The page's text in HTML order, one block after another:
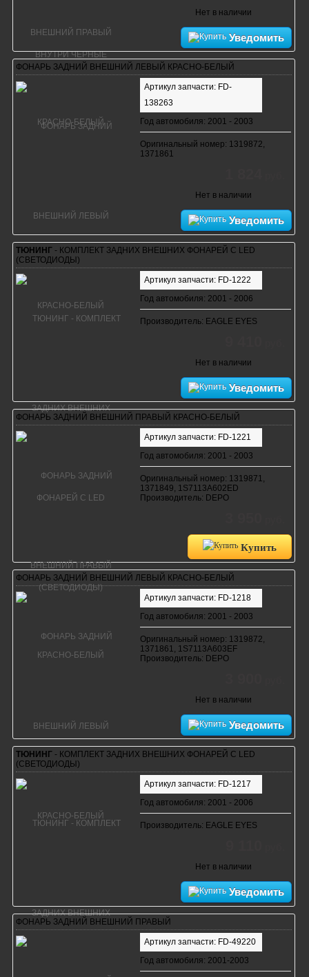
Нет в наличии
Уведомить
ФОНАРЬ ЗАДНИЙ ВНЕШНИЙ ЛЕВЫЙ КРАСНО-БЕЛЫЙ
Артикул запчасти: FD-
138263
Год автомобиля: 2001 - 2003
Оригинальный номер: 1319872,
1371861
Нет в наличии
Уведомить
ТЮНИНГ- КОМПЛЕКТ ЗАДНИХ ВНЕШНИХ ФОНАРЕЙ С LED
(СВЕТОДИОДЫ)
Артикул запчасти: FD-1222
Год автомобиля: 2001 - 2006
Производитель: EAGLE EYES
Нет в наличии
Уведомить
ФОНАРЬ ЗАДНИЙ ВНЕШНИЙ ПРАВЫЙ КРАСНО-БЕЛЫЙ
Артикул запчасти: FD-1221
Год автомобиля: 2001 - 2003
Оригинальный номер: 1319871,
1371849, 1S7113A602ED
Производитель: DEPO
Купить
ФОНАРЬ ЗАДНИЙ ВНЕШНИЙ ЛЕВЫЙ КРАСНО-БЕЛЫЙ
Артикул запчасти: FD-1218
Год автомобиля: 2001 - 2003
Оригинальный номер: 1319872,
1371861, 1S7113A603EF
Производитель: DEPO
Нет в наличии
Уведомить
ТЮНИНГ- КОМПЛЕКТ ЗАДНИХ ВНЕШНИХ ФОНАРЕЙ С LED
(СВЕТОДИОДЫ)
Артикул запчасти: FD-1217
Год автомобиля: 2001 - 2006
Производитель: EAGLE EYES
Нет в наличии
Уведомить
ФОНАРЬ ЗАДНИЙ ВНЕШНИЙ ПРАВЫЙ
Артикул запчасти: FD-49220
Год автомобиля: 2001-2003